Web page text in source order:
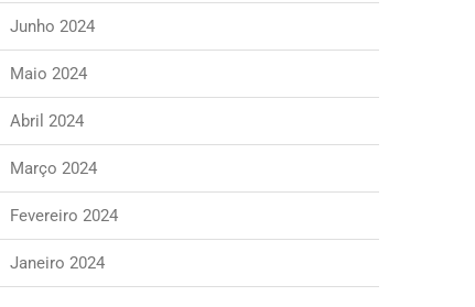
Junho 2024
Maio 2024
Abril 2024
Março 2024
Fevereiro 2024
Janeiro 2024